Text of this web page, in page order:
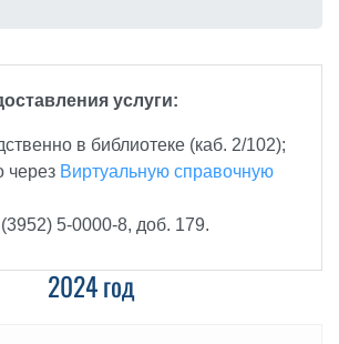
услуги:
в библиотеке (каб. 2/102);
через Виртуальную справочную
5-0000-8, доб. 179.
2024 год